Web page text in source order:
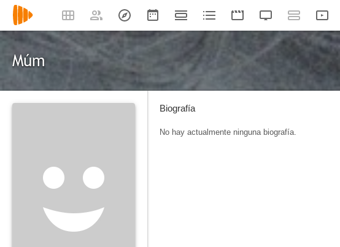
Múm
Biografía
No hay actualmente ninguna biografía.